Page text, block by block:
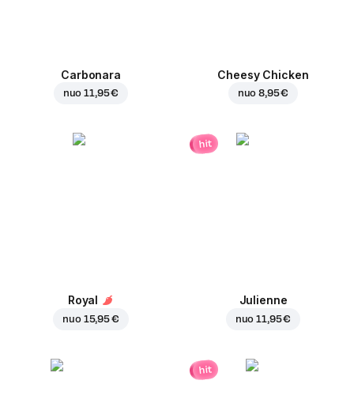
Carbonara
nuo11,95 €
Cheesy Chicken
nuo8,95 €
Royal
nuo 15,95 €
hit
Julienne
nuo11,95 €
hit